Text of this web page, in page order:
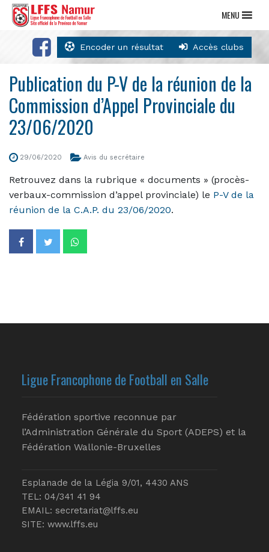
Encoder un résultat Accès clubs
MENU
Publication du P-V de la réunion de la
Commission d’Appel Provinciale du
23/06/2020
29/06/2020 Avis du secrétaire
Retrouvez dans la rubrique « documents » (procès-
verbaux-commission d’appel provinciale) le P-V de la
réunion de la C.A.P. du 23/06/2020.
Ligue Francophone de Football en Salle
Fédération sportive reconnue par
l’Administration Générale du Sport (ADEPS) et la
Fédération Wallonie-Bruxelles
Esplanade de la Légia 9/01, 4430 ANS
TEL: 04/341 41 94
EMAIL: secretariat@lffs.eu
SITE: www.lffs.eu